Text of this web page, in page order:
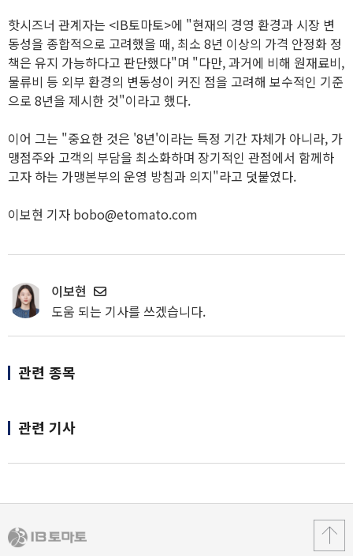
핫시즈너 관계자는 <IB토마토>에 "현재의 경영 환경과 시장 변
동성을 종합적으로 고려했을 때, 최소 8년 이상의 가격 안정화 정
책은 유지 가능하다고 판단했다"며 "다만, 과거에 비해 원재료비,
물류비 등 외부 환경의 변동성이 커진 점을 고려해 보수적인 기준
으로 8년을 제시한 것"이라고 했다.
이어 그는 "중요한 것은 '8년'이라는 특정 기간 자체가 아니라, 가
맹점주와 고객의 부담을 최소화하며 장기적인 관점에서 함께하
고자 하는 가맹본부의 운영 방침과 의지"라고 덧붙였다.
이보현 기자 bobo@etomato.com
이보현
도움 되는 기사를 쓰겠습니다.
관련 종목
관련 기사